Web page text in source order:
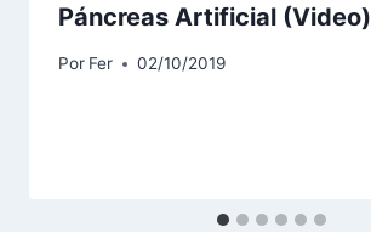
Páncreas Artificial (Video)
Por Fer 02/10/2019